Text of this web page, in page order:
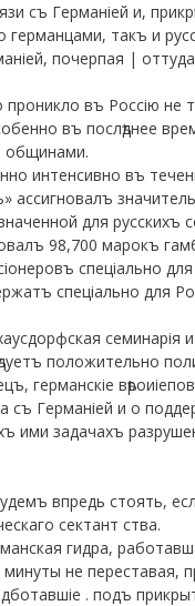
съ Германіей и,
такъ и
почерпая |
въ Россію не
въ послѣднее
общинами.
интенсивно въ
ассигновалъ
для русскихъ
98,700 марокъ
спеціально для
спеціально для
семинарія
положительно
германскіе
съ Германіей и о
ими задачахъ
впредь стоять,
сектант ства.
гидра,
не переставая,
. подъ